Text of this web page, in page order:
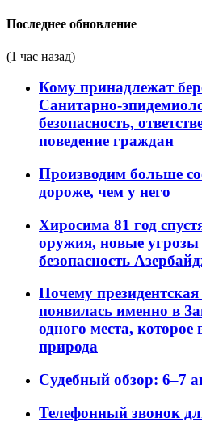
Последнее обновление
(1 час назад)
Кому принадлежат
Санитарно-
безопасность,
поведение граждан
Производим больше
дороже, чем у него
Хиросима 81 год
оружия, новые угрозы
безопасность
Почему
появилась именно в
одного места,
природа
Судебный обзор: 6–7
Телефонный звонок